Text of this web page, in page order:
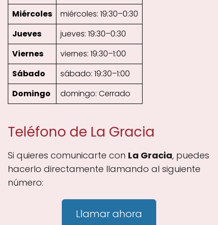
Miércoles
miércoles: 19:30–0:30
Jueves
jueves: 19:30–0:30
Viernes
viernes: 19:30–1:00
Sábado
sábado: 19:30–1:00
Domingo
domingo: Cerrado
Teléfono de La Gracia
Si quieres comunicarte con La Gracia, puedes
hacerlo directamente llamando al siguiente
número:
Llamar ahora